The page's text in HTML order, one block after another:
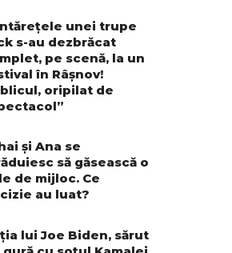
unei trupe
s-au dezbrăcat
pe scenă, la un
în Râșnov!
oripilat de
și Ana se
să găsească o
de mijloc. Ce
au luat?
lui Joe Biden, sărut